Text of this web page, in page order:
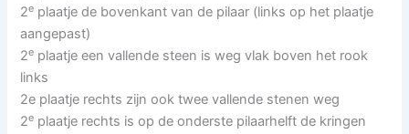
2e plaatje de bovenkant van de pilaar (links op het plaatje
aangepast)
2e plaatje een vallende steen is weg vlak boven het rook
links
2e plaatje rechts zijn ook twee vallende stenen weg
2e plaatje rechts is op de onderste pilaarhelft de kringen